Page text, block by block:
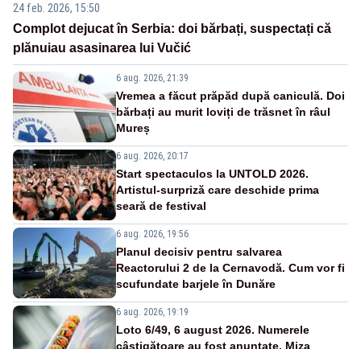
24 feb. 2026, 15:50
Complot dejucat în Serbia: doi bărbați, suspectați că
plănuiau asasinarea lui Vučić
6 aug. 2026, 21:39
Vremea a făcut prăpăd după caniculă. Doi
bărbați au murit loviți de trăsnet în râul
Mureș
6 aug. 2026, 20:17
Start spectaculos la UNTOLD 2026.
Artistul-surpriză care deschide prima
seară de festival
6 aug. 2026, 19:56
Planul decisiv pentru salvarea
Reactorului 2 de la Cernavodă. Cum vor fi
scufundate barjele în Dunăre
6 aug. 2026, 19:19
Loto 6/49, 6 august 2026. Numerele
câștigătoare au fost anunțate. Miza